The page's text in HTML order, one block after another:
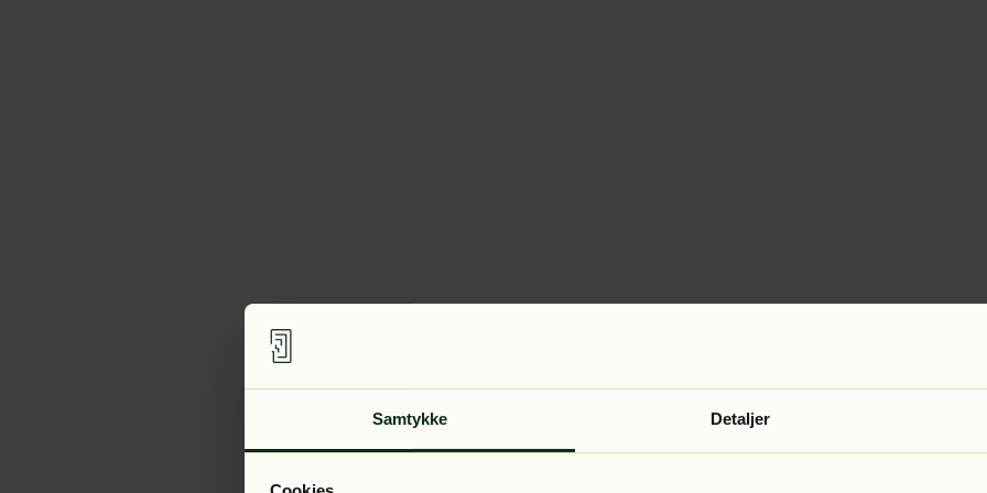
Samtykke Detaljer